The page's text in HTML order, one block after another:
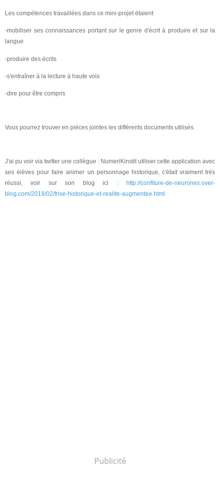
Les compétences travaillées dans ce mini-projet étaient
-mobiliser ses connaissances portant sur le genre d'écrit à produire et sur la
langue
-produire des écrits
-s'entraîner à la lecture à haute voix
-dire pour être compris
Vous pourrez trouver en pièces jointes les différents documents utilisés.
J'ai pu voir via twitter une collègue : NumeriKinstit utiliser cette application avec
ses élèves pour faire animer un personnage historique, c'était vraiment très
réussi, voir sur son blog ici :
http://confiture-de-neurones.over-
blog.com/2018/02/frise-historique-et-realite-augmentee.html
Publicité